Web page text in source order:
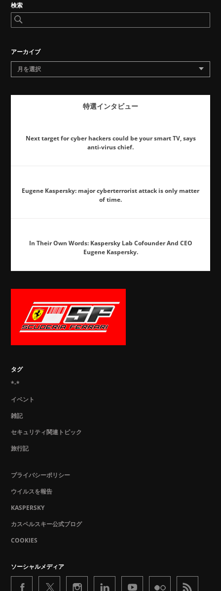
検索
アーカイブ
月を選択
特選インタビュー
Next target for cyber hackers could be your smart TV, says
anti-virus chief.
Eugene Kaspersky: major cyberterrorist attack is only matter
of time.
In Their Own Words: Kaspersky Lab Cofounder And CEO
Eugene Kaspersky.
タグ
*-*
イベント
雑記
セキュリティ関連トピック
旅行記
プライバシーポリシー
ウイルスを報告
KASPERSKY
カスペルスキー公式ブログ
COOKIES
ソーシャルメディア